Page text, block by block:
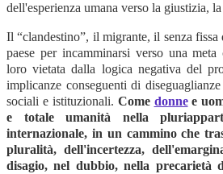
dell'esperienza umana verso la giustizia,
Il “clandestino”, il migrante, il senza
paese per incamminarsi verso una
loro vietata dalla logica negativa del
implicanze conseguenti di
sociali e istituzionali. Come donnee
e totale umanità nella
internazionale, in un cammino che
pluralità, dell'incertezza,
disagio, nel dubbio, nella precarietà